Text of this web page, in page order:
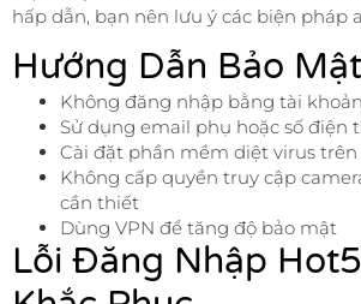
hấp dẫn, bạn nên lưu ý các biện pháp
Hướng Dẫn Bảo
Không đăng nhập bằng tài
Sử dụng email phụ hoặc số điện
Cài đặt phần mềm diệt virus
Không cấp quyền truy cập
cần thiết
Dùng VPN để tăng độ bảo mật
Lỗi Đăng Nhập